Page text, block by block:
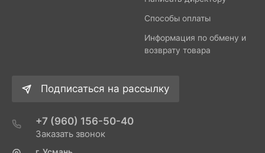
Способы оплаты
Информация по обмену и
возврату товара
Подписаться на рассылку
+7 (960) 156-50-40
Заказать звонок